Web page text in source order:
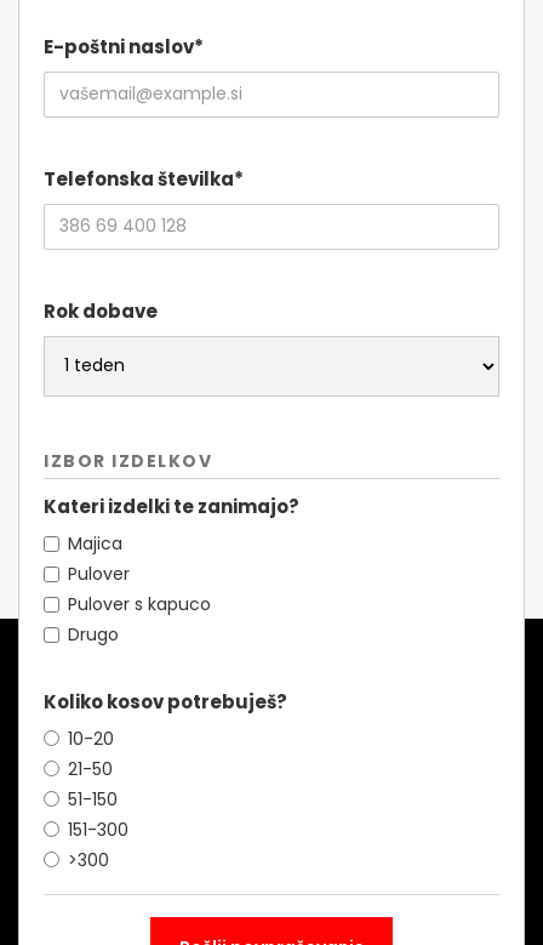
E-poštni naslov*
Telefonska številka*
Rok dobave
IZBOR IZDELKOV
Kateri izdelki te zanimajo?
Majica
Pulover
Pulover s kapuco
Drugo
Koliko kosov potrebuješ?
10-20
21-50
51-150
151-300
>300